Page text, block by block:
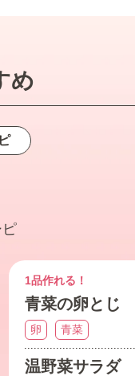
め
1品作れる！
青菜の卵とじ
卵 青菜
温野菜サラダ